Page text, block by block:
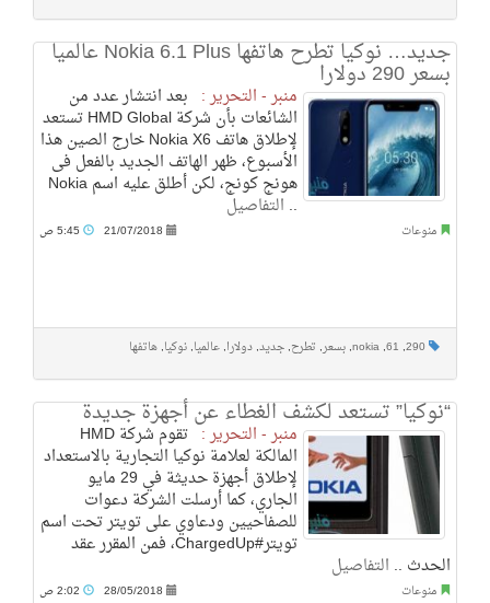
جديد… نوكيا تطرح هاتفها Nokia 6.1 Plus عالميا
بسعر 290 دولارا
منبر - التحرير : بعد انتشار عدد من
الشائعات بأن شركة HMD Global تستعد
لإطلاق هاتف Nokia X6 خارج الصين هذا
الأسبوع، ظهر الهاتف الجديد بالفعل فى
هونج كونج، لكن أطلق عليه اسم Nokia
.. التفاصيل
منوعات 21/07/2018
290
,
61
,
nokia
, بسعر, تطرح, جديد, دولارا, عالميا, نوكيا, هاتفها
“نوكيا” تستعد لكشف الغطاء عن أجهزة جديدة
منبر - التحرير : تقوم شركة HMD
المالكة لعلامة نوكيا التجارية بالاستعداد
لإطلاق أجهزة حديثة في 29 مايو
الجاري، كما أرسلت الشركة دعوات
للصفاحيين ودعاوي على تويتر تحت اسم
تويتر#ChargedUp، فمن المقرر عقد
الحدث .. التفاصيل
منوعات 28/05/2018